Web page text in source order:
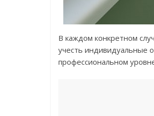
В каждом конкретном
учесть индивидуальные
профессиональном